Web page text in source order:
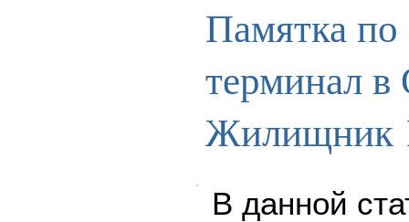
Памятка по
терминал
Жилищник
В данной